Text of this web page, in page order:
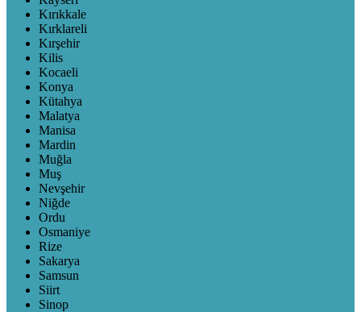
Kırıkkale
Kırklareli
Kırşehir
Kilis
Kocaeli
Konya
Kütahya
Malatya
Manisa
Mardin
Muğla
Muş
Nevşehir
Niğde
Ordu
Osmaniye
Rize
Sakarya
Samsun
Siirt
Sinop